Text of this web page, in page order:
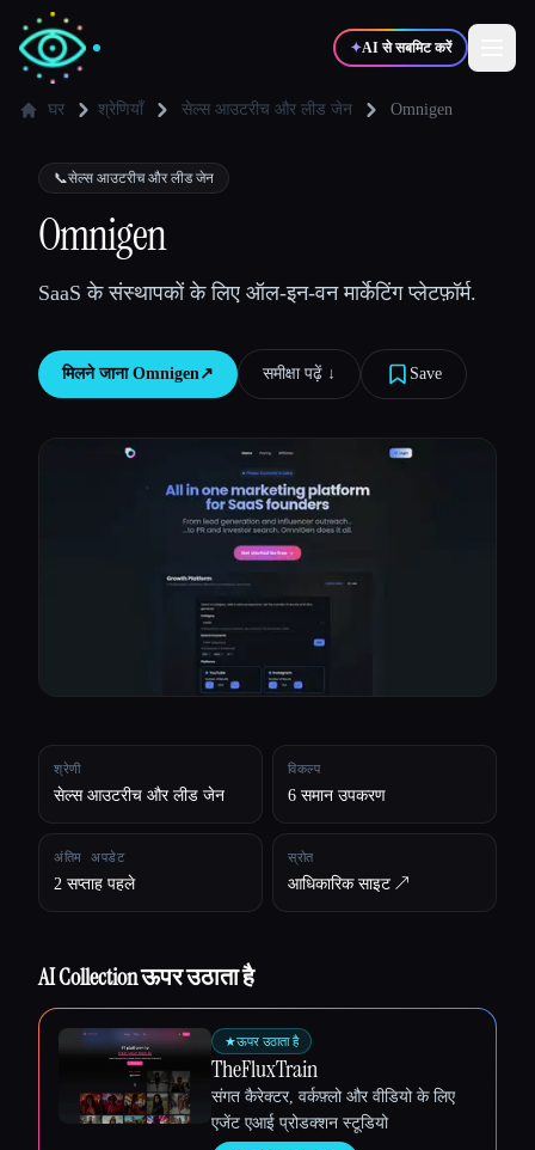
✦AI से सबमिट करें
✍️लेखक
💻 डेवलपर्स
घर श्रेणियाँ सेल्स आउटरीच और लीड जेन Omnigen
📞सेल्स आउटरीच और लीड जेन
Omnigen
SaaS के संस्थापकों के लिए ऑल-इन-वन मार्केटिंग प्लेटफ़ॉर्म.
मिलने जाना Omnigen↗︎ समीक्षा पढ़ें ↓︎ Save
श्रेणी
सेल्स आउटरीच और लीड जेन
विकल्प
6 समान उपकरण
अंतिम अपडेट
2 सप्ताह पहले
स्रोत
आधिकारिक साइट ↗︎
AI Collection ऊपर उठाता है
★ऊपर उठाता है
TheFluxTrain
संगत कैरेक्टर, वर्कफ़्लो और वीडियो के लिए
एजेंट एआई प्रोडक्शन स्टूडियो